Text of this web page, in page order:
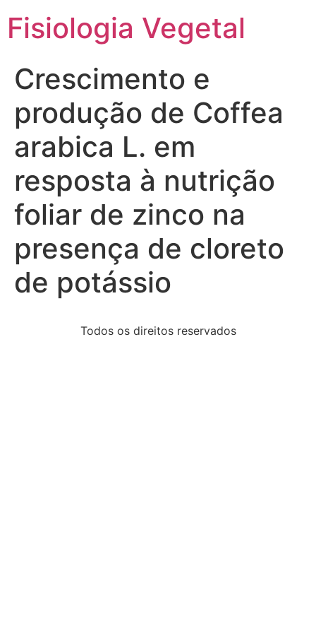
Fisiologia Vegetal
Crescimento e
produção de Coffea
arabica L. em
resposta à nutrição
foliar de zinco na
presença de cloreto
de potássio
Todos os direitos reservados